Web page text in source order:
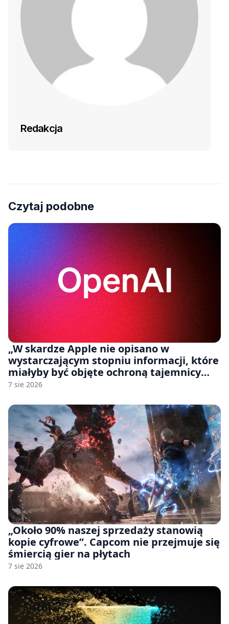
Redakcja
Czytaj podobne
„W skardze Apple nie opisano w
wystarczającym stopniu informacji, które
miałyby być objęte ochroną tajemnicy
handlowej”. OpenAI żąda odrzucenia
7 sie 2026
„Około 90% naszej sprzedaży stanowią
kopie cyfrowe”. Capcom nie przejmuje się
śmiercią gier na płytach
7 sie 2026